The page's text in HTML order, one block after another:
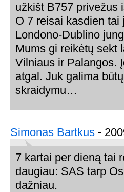
užkišt B757 privežus
O 7 reisai kasdien tai
Londono-Dublino
Mums gi reikėtų sekt
Vilniaus ir Palangos.
atgal. Juk galima
skraidymu…
Simonas Bartkus -
7 kartai per dieną tai
daugiau: SAS tarp
dažniau.